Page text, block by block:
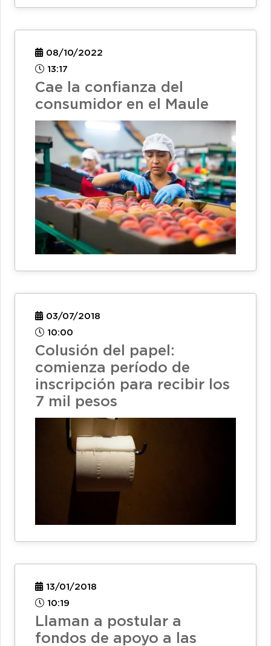
08/10/2022
13:17
Cae la confianza del
consumidor en el Maule
03/07/2018
10:00
Colusión del papel:
comienza período de
inscripción para recibir los
7 mil pesos
13/01/2018
10:19
Llaman a postular a
fondos de apoyo a las